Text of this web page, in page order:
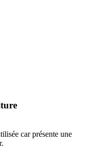
car présente une